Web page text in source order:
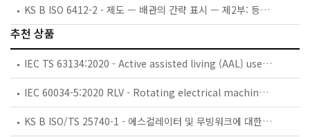
KS B ISO 6412-2 - 제도 — 배관의 간략 표시 — 제2부: 등각 투상도
추천 상품
IEC TS 63134:2020 - Active assisted living (AAL) use cases
IEC 60034-5:2020 RLV - Rotating electrical machines - Part 5: Degrees of protection provided by the integral design of rotating electrical machines (IP code) - Classification
KS B ISO/TS 25740-1 - 에스컬레이터 및 무빙워크에 대한 안전요건 — 제1부: 세계공통 필수 안전요건(GESRs)